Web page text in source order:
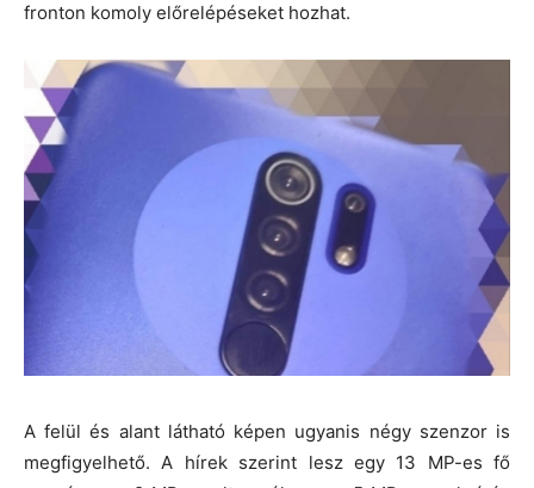
fronton komoly előrelépéseket hozhat.
A felül és alant látható képen ugyanis négy szenzor is
megfigyelhető. A hírek szerint lesz egy 13 MP-es fő